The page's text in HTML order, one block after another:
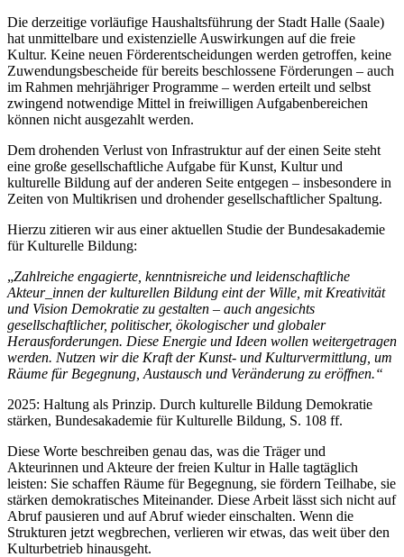
Die derzeitige vorläufige Haushaltsführung der Stadt Halle (Saale)
hat unmittelbare und existenzielle Auswirkungen auf die freie
Kultur. Keine neuen Förderentscheidungen werden getroffen, keine
Zuwendungsbescheide für bereits beschlossene Förderungen – auch
im Rahmen mehrjähriger Programme – werden erteilt und selbst
zwingend notwendige Mittel in freiwilligen Aufgabenbereichen
können nicht ausgezahlt werden.
Dem drohenden Verlust von Infrastruktur auf der einen Seite steht
eine große gesellschaftliche Aufgabe für Kunst, Kultur und
kulturelle Bildung auf der anderen Seite entgegen – insbesondere in
Zeiten von Multikrisen und drohender gesellschaftlicher Spaltung.
Hierzu zitieren wir aus einer aktuellen Studie der Bundesakademie
für Kulturelle Bildung:
„Zahlreiche engagierte, kenntnisreiche und leidenschaftliche
Akteur_innen der kulturellen Bildung eint der Wille, mit Kreativität
und Vision Demokratie zu gestalten – auch angesichts
gesellschaftlicher, politischer, ökologischer und globaler
Herausforderungen. Diese Energie und Ideen wollen weitergetragen
werden. Nutzen wir die Kraft der Kunst- und Kulturvermittlung, um
Räume für Begegnung, Austausch und Veränderung zu eröffnen.“
2025: Haltung als Prinzip. Durch kulturelle Bildung Demokratie
stärken, Bundesakademie für Kulturelle Bildung, S. 108 ff.
Diese Worte beschreiben genau das, was die Träger und
Akteurinnen und Akteure der freien Kultur in Halle tagtäglich
leisten: Sie schaffen Räume für Begegnung, sie fördern Teilhabe, sie
stärken demokratisches Miteinander. Diese Arbeit lässt sich nicht auf
Abruf pausieren und auf Abruf wieder einschalten. Wenn die
Strukturen jetzt wegbrechen, verlieren wir etwas, das weit über den
Kulturbetrieb hinausgeht.